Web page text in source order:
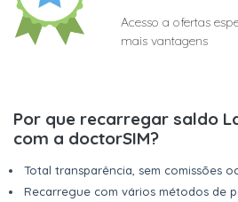
Acesso a ofertas
mais vantagens
Por que recarregar saldo
com a doctorSIM?
Total transparência, sem comissões
Recarregue com vários métodos de